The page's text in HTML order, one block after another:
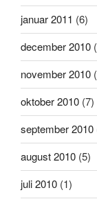
januar 2011 (6)
december 2010
november 2010
oktober 2010 (7)
september 2010
august 2010 (5)
juli 2010 (1)